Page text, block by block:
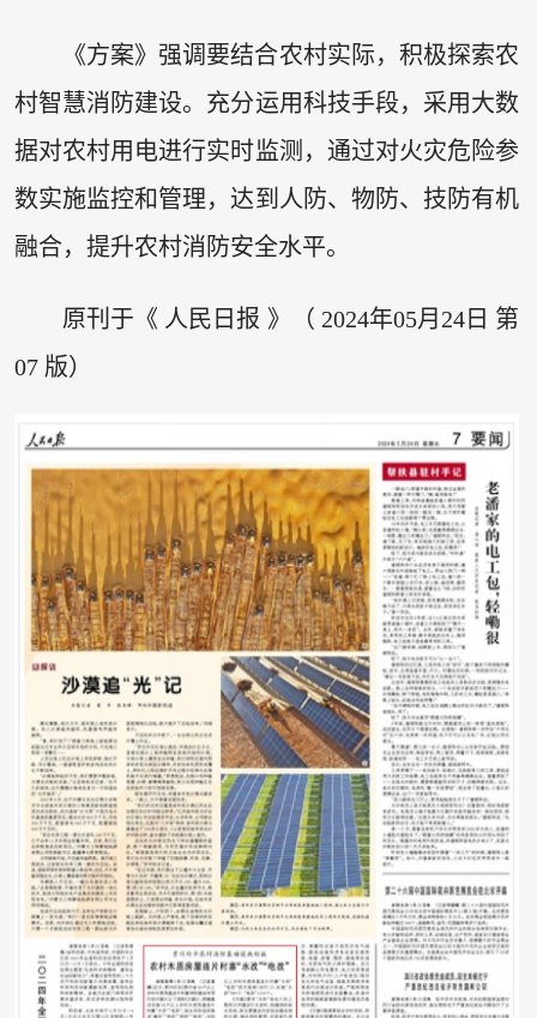
《方案》强调要结合农村实际，积极探索农
村智慧消防建设。充分运用科技手段，采用大数
据对农村用电进行实时监测，通过对火灾危险参
数实施监控和管理，达到人防、物防、技防有机
融合，提升农村消防安全水平。
原刊于《 人民日报 》（ 2024年05月24日 第
07 版）